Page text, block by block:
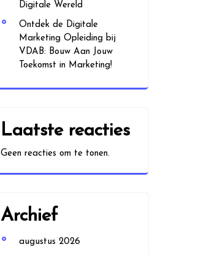
Digitale Wereld
Ontdek de Digitale
Marketing Opleiding bij
VDAB: Bouw Aan Jouw
Toekomst in Marketing!
Laatste reacties
Geen reacties om te tonen.
Archief
augustus 2026